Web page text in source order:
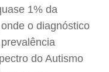
1% da
o diagnóstico
do Autismo